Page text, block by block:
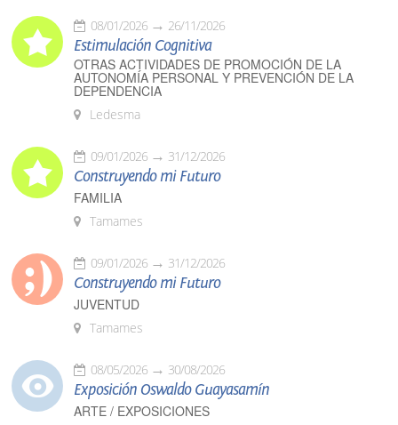
08/01/2026 26/11/2026
Estimulación Cognitiva
OTRAS ACTIVIDADES DE PROMOCIÓN DE LA
AUTONOMÍA PERSONAL Y PREVENCIÓN DE LA
DEPENDENCIA
Ledesma
09/01/2026 31/12/2026
Construyendo mi Futuro
FAMILIA
Tamames
09/01/2026 31/12/2026
Construyendo mi Futuro
JUVENTUD
Tamames
08/05/2026 30/08/2026
Exposición Oswaldo Guayasamín
ARTE / EXPOSICIONES